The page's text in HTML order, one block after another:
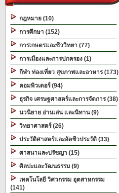
กฎหมาย (10)
การศึกษา (152)
การเกษตรและชีววิทยา (77)
การเมืองและการปกครอง (1)
กีฬา ท่องเที่ยว สุขภาพและอาหาร (173)
คอมพิวเตอร์ (94)
ธุรกิจ เศรษฐศาสตร์และการจัดการ (38)
นวนิยาย อ่านเล่น และนิทาน (9)
วิทยาศาสตร์ (26)
ประวัติศาสตร์และอัตชีวประวัติ (33)
ศาสนาและปรัชญา (15)
ศิลปะและวัฒนธรรม (9)
เทคโนโลยี วิศวกรรม อุตสาหกรรม
(141)